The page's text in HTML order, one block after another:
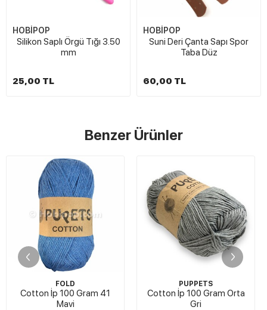
HOBİPOP
Silikon Saplı Örgü Tığı 3.50
mm
25,00 TL
HOBİPOP
Suni Deri Çanta Sapı Spor
Taba Düz
60,00 TL
Benzer Ürünler
FOLD
Cotton İp 100 Gram 41
Mavi
PUPPETS
Cotton İp 100 Gram Orta
Gri